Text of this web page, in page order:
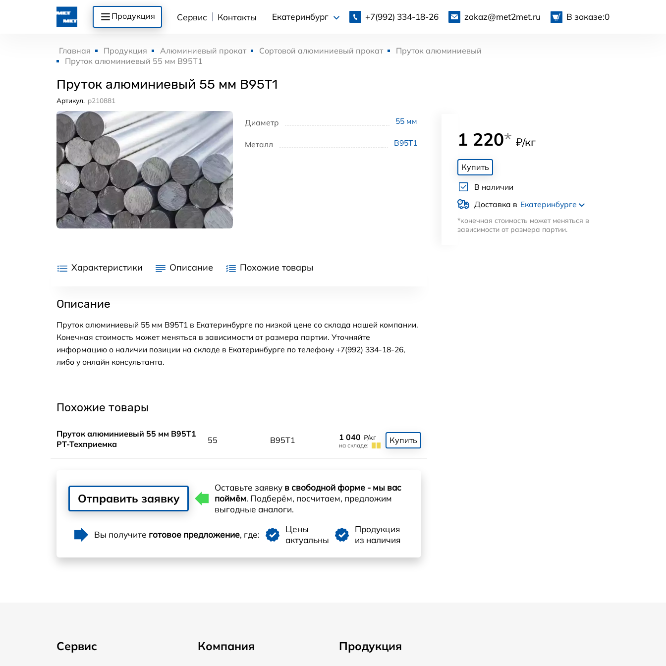
Продукция Сервис Контакты Екатеринбург +7(992) 334-18-26 zakaz@met2met.ru В заказе:0
Главная Продукция Алюминиевый прокат Сортовой алюминиевый прокат
Пруток алюминиевый
Пруток алюминиевый 55 мм В95Т1
Пруток алюминиевый 55 мм В95Т1
Артикул. p210881
Диаметр 55 мм
Металл В95Т1 1 220* ₽/кг
Купить
В наличии
Доставка в Екатеринбурге
*конечная стоимость может меняться в
зависимости от размера партии.
Характеристики Описание Похожие товары
Описание
Пруток алюминиевый 55 мм В95Т1 в Екатеринбурге по низкой цене со склада нашей компании.
Конечная стоимость может меняться в зависимости от размера партии. Уточняйте
информацию о наличии позиции на складе в Екатеринбурге по телефону +7(992) 334-18-26,
либо у онлайн консультанта.
Похожие товары
Пруток алюминиевый 55 мм В95Т1
РТ-Техприемка
55 В95Т1 1 040 ₽/кг
на складе:
Купить
Отправить заявку
Оставьте заявку в свободной форме - мы вас
поймём. Подберём, посчитаем, предложим
выгодные аналоги.
Вы получите готовое предложение, где:
Цены
актуальны
Продукция
из наличия
Сервис Компания Продукция